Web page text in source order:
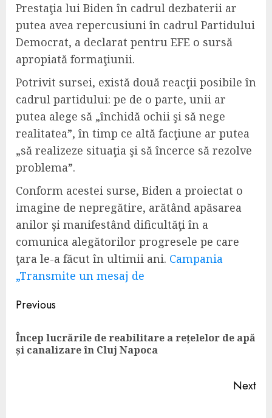
Prestaţia lui Biden în cadrul dezbaterii ar
putea avea repercusiuni în cadrul Partidului
Democrat, a declarat pentru EFE o sursă
apropiată formaţiunii.
Potrivit sursei, există două reacţii posibile în
cadrul partidului: pe de o parte, unii ar
putea alege să „închidă ochii şi să nege
realitatea”, în timp ce altă facţiune ar putea
„să realizeze situaţia şi să încerce să rezolve
problema”.
Conform acestei surse, Biden a proiectat o
imagine de nepregătire, arătând apăsarea
anilor şi manifestând dificultăţi în a
comunica alegătorilor progresele pe care
ţara le-a făcut în ultimii ani. Campania
„Transmite un mesaj de
Continue
Reading
Previous
Încep lucrările de reabilitare a rețelelor de apă
și canalizare în Cluj Napoca
Next